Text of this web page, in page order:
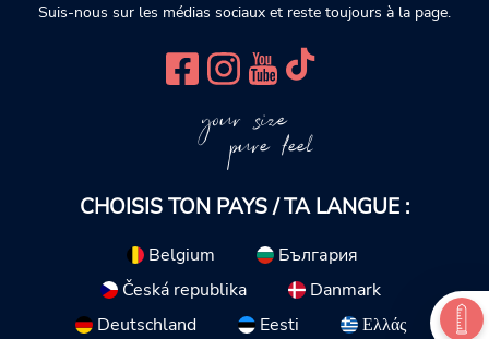
Suis-nous sur les médias sociaux et reste toujours à la page.
your size
pure feel
CHOISIS TON PAYS / TA LANGUE :
Belgium
България
Česká republika
Danmark
Deutschland
Eesti
Ελλάς